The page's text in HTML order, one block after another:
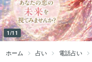
1/11
ホーム 占い 電話占い